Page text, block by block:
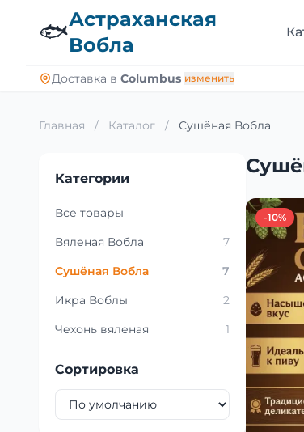
🐟Астраханская
Вобла
Доставка в Columbus изменить
Главная / Каталог / Сушёная Вобла
Категории
Все товары
Вяленая Вобла
7
Сушёная Вобла
7
Икра Воблы
2
Чехонь вяленая
1
Сортировка
-10%